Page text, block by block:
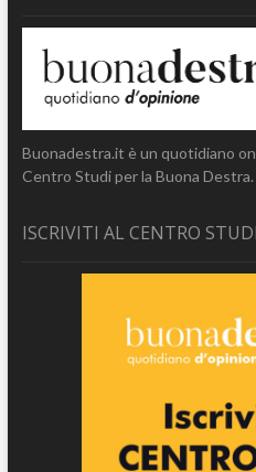
Buonadestra.it è un quotidiano
Centro Studi per la Buona Destra.
ISCRIVITI AL CENTRO STUDI